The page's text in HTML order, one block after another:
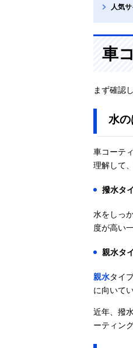
人気
車
まず確認
水
車コーテ
理解して
撥水タ
水をしっ
度が高い
親水タ
親水タイ
に向いて
近年、撥
ーティン